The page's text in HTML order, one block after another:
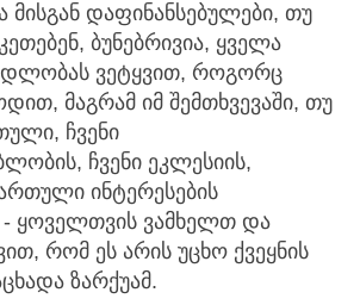
მისგან დაფინანსებულები, თუ
ბუნებრივია, ყველა
ვეტყვით, როგორც
მაგრამ იმ შემთხვევაში, თუ
ჩვენი
ჩვენი ეკლესიის,
ინტერესების
- ყოველთვის ვამხელთ და
რომ ეს არის უცხო ქვეყნის
ზარქუამ.